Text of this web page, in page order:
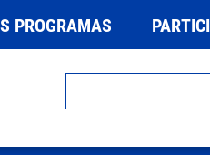
PROGRAMAS